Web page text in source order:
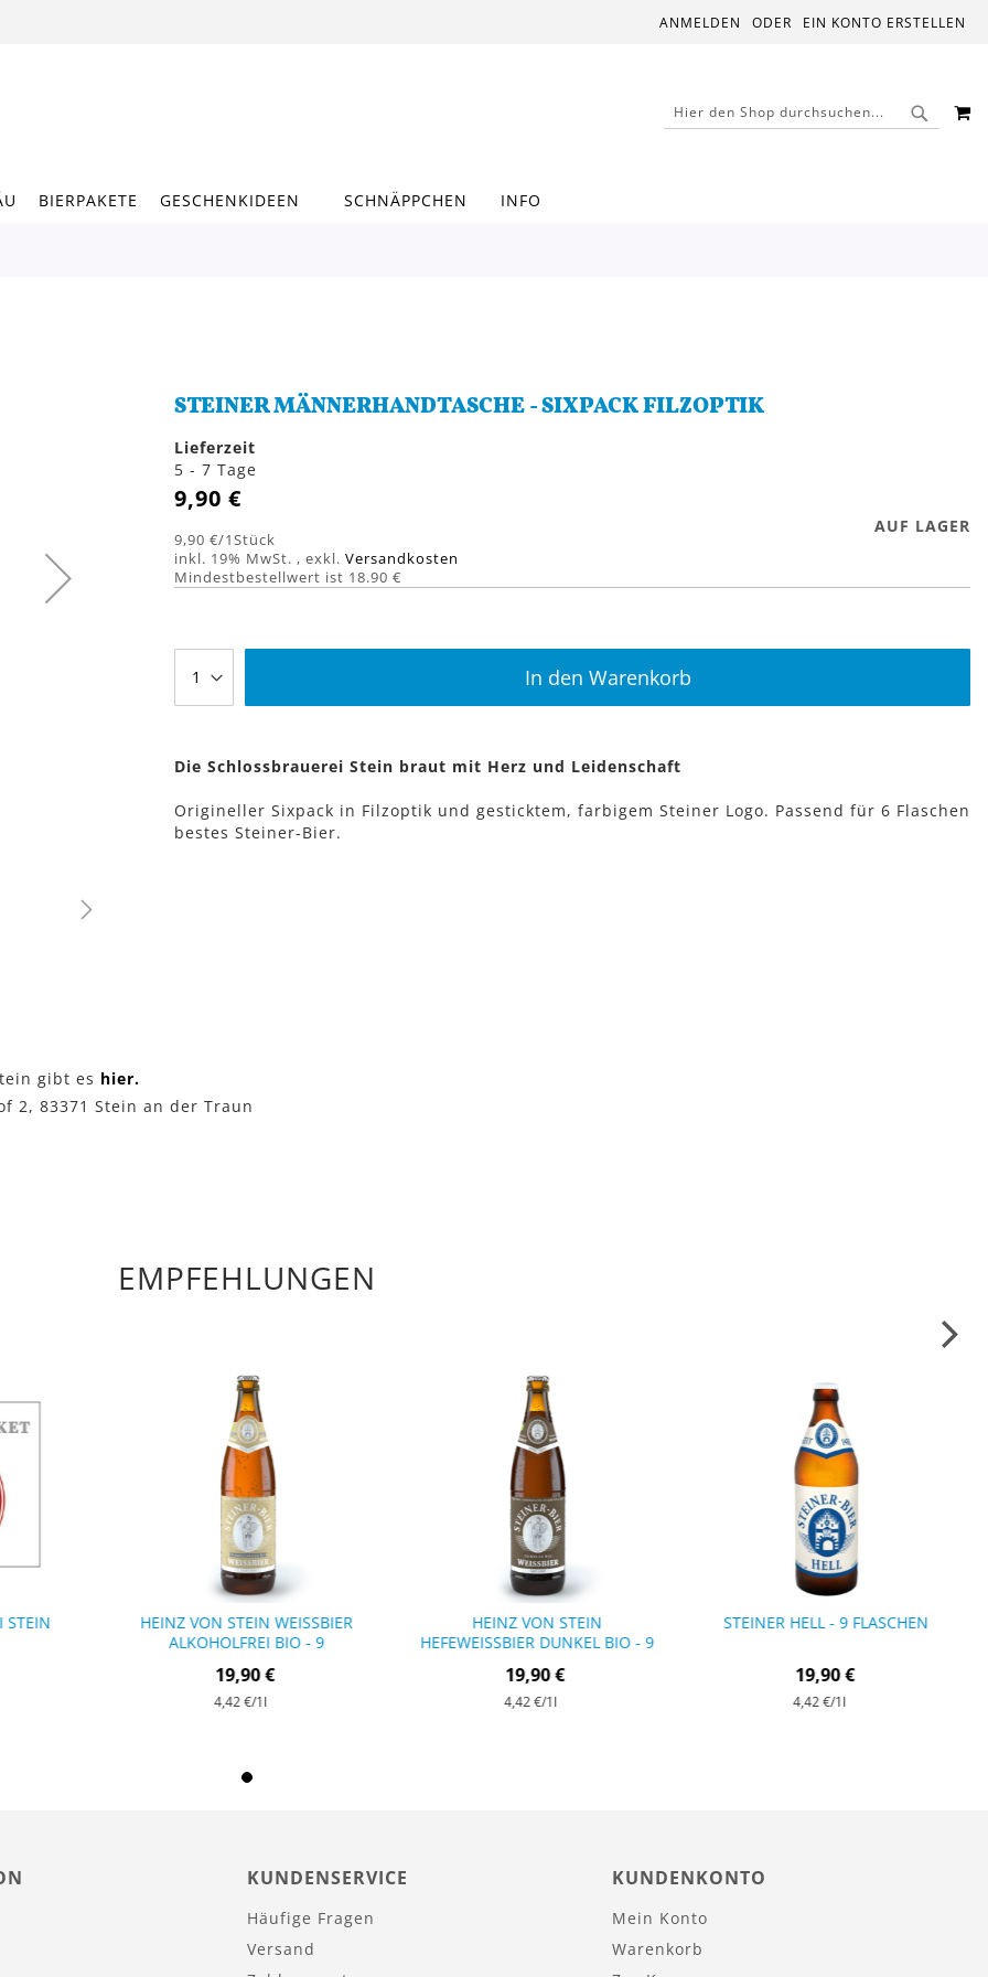
ANMELDEN EIN KONTO ERSTELLEN
SUCHE
BIERPAKETE GESCHENKIDEEN SCHNÄPPCHEN INFO
STEINER MÄNNERHANDTASCHE - SIXPACK FILZOPTIK
Lieferzeit
5 - 7 Tage
9,90 €
9,90 €/1Stück
inkl. 19% MwSt. ,exkl.Versandkosten
Mindestbestellwert ist 18.90 €
AUF LAGER
In den Warenkorb
Die Schlossbrauerei Stein braut mit Herz und Leidenschaft
Origineller Sixpack in Filzoptik und gesticktem, farbigem Steiner Logo. Passend für 6 Flaschen
bestes Steiner-Bier.
gibt es hier.
2, 83371 Stein an der Traun
EMPFEHLUNGEN
STEIN
HEINZ VON STEIN WEISSBIER A
LKOHOLFREI BIO - 9 F
19,90 €
4,42 €/1l
HEINZ VON STEIN
HEFEWEISSBIER DUNKEL BIO - 9 F
19,90 €
4,42 €/1l
STEINER HELL - 9 FLASCHEN
19,90 €
4,42 €/1l
KUNDENSERVICE
Häufige Fragen
Versand
KUNDENKONTO
Mein Konto
Warenkorb